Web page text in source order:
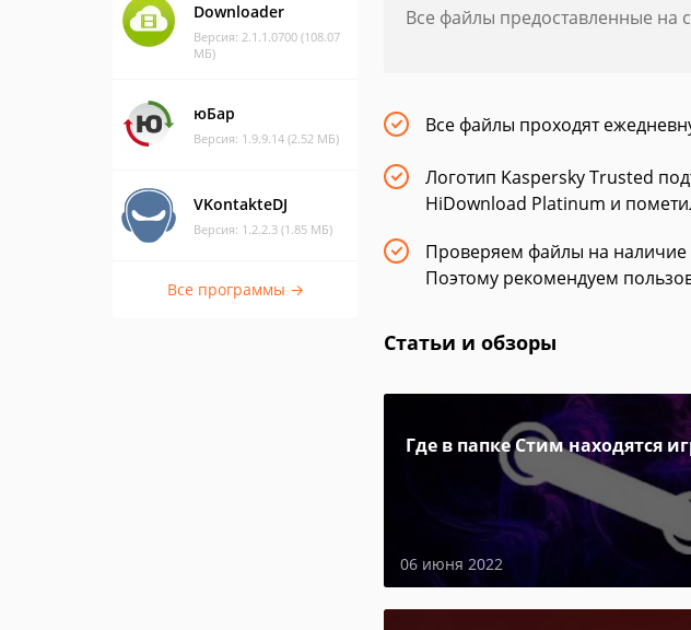
Downloader
Версия: 2.1.1.0700 (108.07
МБ)
юБар
Версия: 1.9.9.14 (2.52 МБ)
VKontakteDJ
Версия: 1.2.2.3 (1.85 МБ)
Все программы →
Все файлы предоставленные
Все файлы проходят
Логотип Kaspersky Trusted
HiDownload Platinum и
Проверяем файлы на наличие
Поэтому рекомендуем
Статьи и обзоры
Где в папке Стим находятся
06 июня 2022